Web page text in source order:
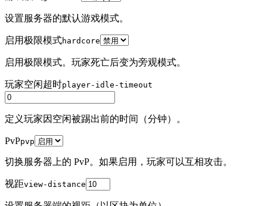
设置服务器的默认游戏模式。
启用极限模式hardcore
启用极限模式。玩家死亡后变为旁观模式。
玩家空闲超时player-idle-timeout
定义玩家因空闲被踢出前的时间（分钟）。
PvPpvp
切换服务器上的 PvP。如果启用，玩家可以互相攻击。
视距view-distance